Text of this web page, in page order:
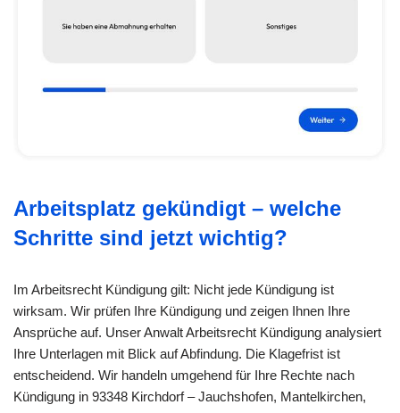
Arbeitsplatz gekündigt – welche
Schritte sind jetzt wichtig?
Im Arbeitsrecht Kündigung gilt: Nicht jede Kündigung ist
wirksam. Wir prüfen Ihre Kündigung und zeigen Ihnen Ihre
Ansprüche auf. Unser Anwalt Arbeitsrecht Kündigung analysiert
Ihre Unterlagen mit Blick auf Abfindung. Die Klagefrist ist
entscheidend. Wir handeln umgehend für Ihre Rechte nach
Kündigung in 93348 Kirchdorf – Jauchshofen, Mantelkirchen,